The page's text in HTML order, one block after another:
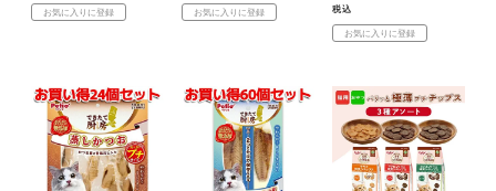
お気に入りに登録 お気に入りに登録 税込
お気に入りに登録